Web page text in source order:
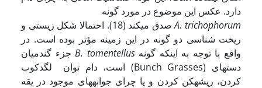
دارد. عکس این موضوع در مورد گونه
A. trichophorum
صدق می­کند (18). احتمالا شکل زیستی و
ریخت شناسی دو گونه در این زمینه مؤثر بوده است. در
واقع با توجه به اینکه گونهB. tomentellusجزء گندمیان
دسته­ای (Bunch Grasses) است، دام توان لگدکوب
کردن، ریشه­کن کردن و یا چرای جوانه­های موجود در یقه